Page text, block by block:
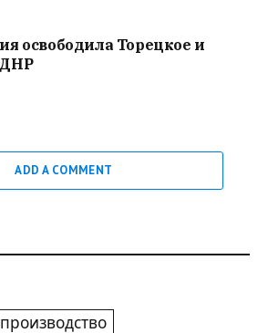
освободила Торецкое и
ДНР
ADD A COMMENT